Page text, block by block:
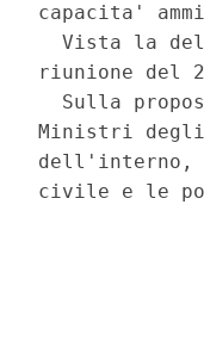
capacita'
Vista la
riunione del
Sulla
Ministri
dell'interno,
civile e le